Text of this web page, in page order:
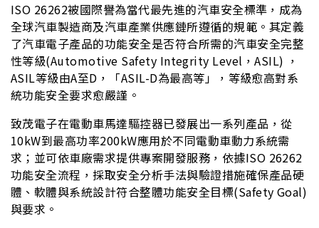
ISO 26262被國際譽為當代最先進的汽車安全標準，成為
全球汽車製造商及汽車產業供應鏈所遵循的規範。其定義
了汽車電子產品的功能安全是否符合所需的汽車安全完整
性等級(Automotive Safety Integrity Level，ASIL) ，
ASIL等級由A至D，「ASIL-D為最高等」，等級愈高對系
統功能安全要求愈嚴謹。
致茂電子在電動車馬達驅控器已發展出一系列產品，從
10kW到最高功率200kW應用於不同電動車動力系統需
求；並可依車廠需求提供專案開發服務，依據ISO 26262
功能安全流程，採取安全分析手法與驗證措施確保產品硬
體、軟體與系統設計符合整體功能安全目標(Safety Goal)
與要求。